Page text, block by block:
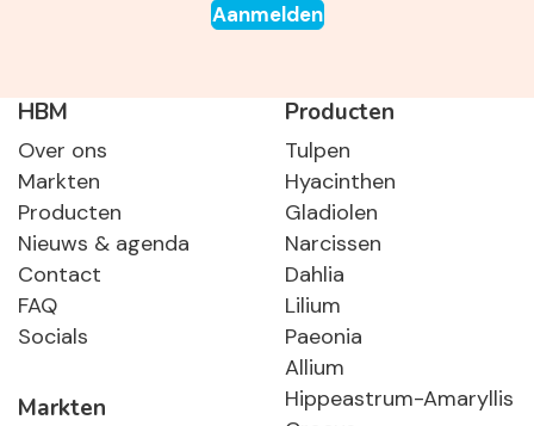
Aanmelden
HBM
Over ons
Markten
Producten
Nieuws & agenda
Contact
FAQ
Socials
Markten
Producten
Tulpen
Hyacinthen
Gladiolen
Narcissen
Dahlia
Lilium
Paeonia
Allium
Hippeastrum-Amaryllis